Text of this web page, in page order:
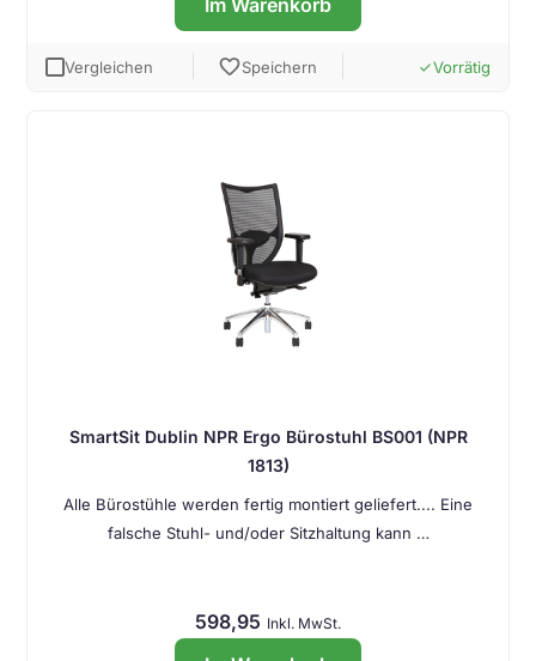
Im Warenkorb
Vergleichen favoriteSpeichern doneVorrätig
SmartSit Dublin NPR Ergo Bürostuhl BS001 (NPR
1813)
Alle Bürostühle werden fertig montiert geliefert.... Eine
falsche Stuhl- und/oder Sitzhaltung kann …
598,95 Inkl. MwSt.